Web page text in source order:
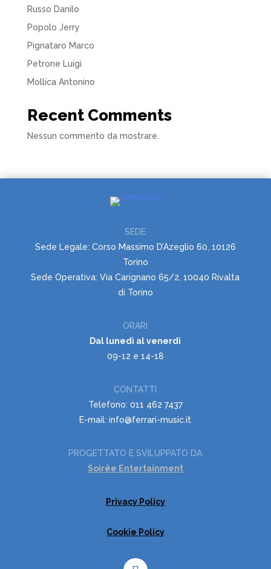
Russo Danilo
Popolo Jerry
Pignataro Marco
Petrone Luigi
Mollica Antonino
Recent Comments
Nessun commento da mostrare.
SEDE
Sede Legale: Corso Massimo D’Azeglio 60, 10126
Torino
Sede Operativa: Via Carignano 65/2, 10040 Rivalta
di Torino
ORARI
Dal lunedì al venerdì
09-12 e 14-18
CONTATTI
Telefono: 011 462 7437
E-mail: info@ferrari-music.it
PROGETTATO E SVILUPPATO DA
Soirëe Entertainment
Privacy Policy
Cookie Policy